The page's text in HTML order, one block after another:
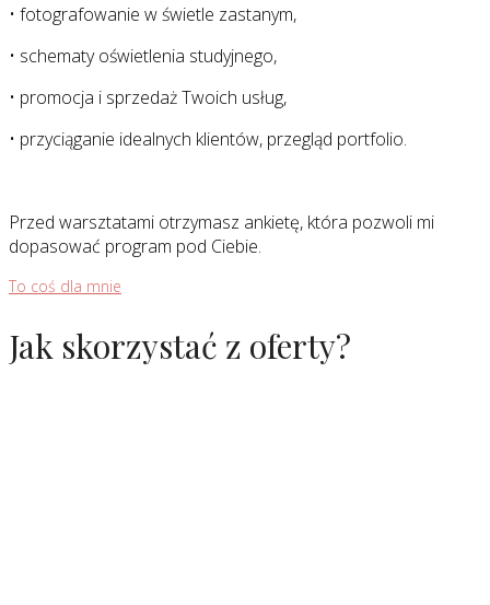
• fotografowanie w świetle zastanym,
• schematy oświetlenia studyjnego,
• promocja i sprzedaż Twoich usług,
• przyciąganie idealnych klientów, przegląd portfolio.
Przed warsztatami otrzymasz ankietę, która pozwoli mi
dopasować program pod Ciebie.
To coś dla mnie
Jak skorzystać z oferty?